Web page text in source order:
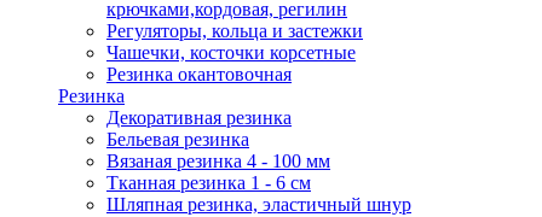
крючками,кордовая, регилин
Регуляторы, кольца и застежки
Чашечки, косточки корсетные
Резинка окантовочная
Резинка
Декоративная резинка
Бельевая резинка
Вязаная резинка 4 - 100 мм
Тканная резинка 1 - 6 см
Шляпная резинка, эластичный шнур